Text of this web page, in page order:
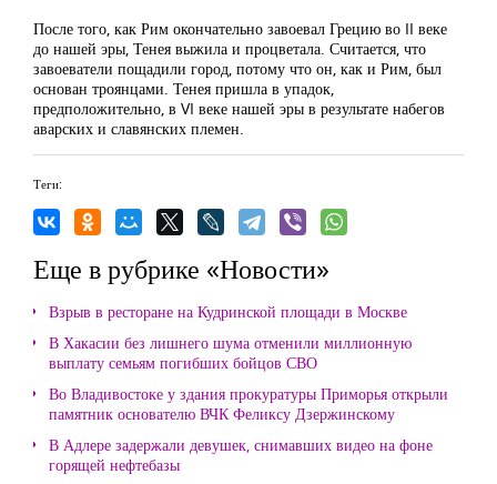
После того, как Рим окончательно завоевал Грецию во II веке
до нашей эры, Тенея выжила и процветала. Считается, что
завоеватели пощадили город, потому что он, как и Рим, был
основан троянцами. Тенея пришла в упадок,
предположительно, в VI веке нашей эры в результате набегов
аварских и славянских племен.
Теги:
Еще в рубрике «Новости»
Взрыв в ресторане на Кудринской площади в Москве
В Хакасии без лишнего шума отменили миллионную
выплату семьям погибших бойцов СВО
Во Владивостоке у здания прокуратуры Приморья открыли
памятник основателю ВЧК Феликсу Дзержинскому
В Адлере задержали девушек, снимавших видео на фоне
горящей нефтебазы